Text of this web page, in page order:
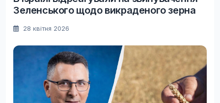
Зеленського щодо викраденого зерна
28 квітня 2026